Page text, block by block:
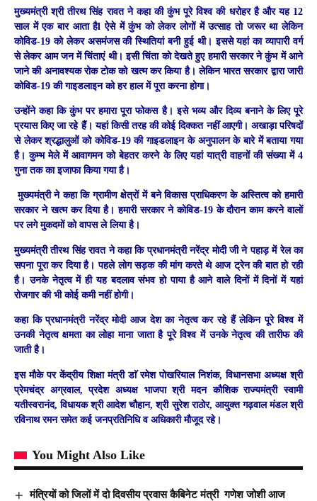
मुख्यमंत्री श्री तीरथ सिंह रावत ने कहा की कुंभ पूरे विश्व की धरोहर है और यह 12
साल में एक बार आता हैl ऐसे में कुंभ को लेकर लोगों में उत्साह तो जरूर था लेकिन
कोविड-19 को लेकर असमंजस की स्थितियां बनी हुई थी। इससे यहां का व्यापारी वर्ग
से लेकर आम जन में चिंताएं थी। इसी चिंता को देखते हुए हमारी सरकार ने कुंभ में आने
जाने की अनावश्यक रोक टोक को खत्म कर किया है। लेकिन भारत सरकार द्वारा जारी
कोविड-19 की गाइडलाइन को हर हाल में पूरा करना होगा।
उन्होंने कहा कि कुंभ पर हमारा पूरा फोकस है। इसे भव्य और दिव्य बनाने के लिए पूरे
प्रयास किए जा रहे हैं। यहां किसी तरह की कोई दिक्कत नहीं आएगी। अखाड़ा परिषदों
से लेकर श्रद्धालुओं को कोविड-19 की गाइडलाइन के अनुपालन के बारे में बताया गया
है। कुम्भ मेले में आवागमन को बेहतर करने के लिए यहां यात्री वाहनों की संख्या में 4
गुना तक का इजाफा किया गया है।
मुख्यमंत्री ने कहा कि ग्रामीण क्षेत्रों में बने विकास प्राधिकरण के अस्तित्व को हमारी
सरकार ने खत्म कर दिया है। हमारी सरकार ने कोविड-19 के दौरान काम करने वालों
पर लगे मुकदमों को वापस ले लिया है।
मुख्यमंत्री तीरथ सिंह रावत ने कहा कि प्रधानमंत्री नरेंद्र मोदी जी ने पहाड़ में रेल का
सपना पूरा कर दिया है। पहले लोग सड़क की मांग करते थे आज ट्रेन की बात हो रही
है। उनके नेतृत्व में ही यह बदलाव संभव हो पाया है आने वाले दिनों में दिनों में यहां
रोजगार की भी कोई कमी नहीं होगी।
कहा कि प्रधानमंत्री नरेंद्र मोदी आज देश का नेतृत्व कर रहे हैं लेकिन पूरे विश्व में
उनकी नेतृत्व क्षमता का लोहा माना जाता है पूरे विश्व में उनके नेतृत्व की तारीफ की
जाती है।
इस मौके पर केंद्रीय शिक्षा मंत्री डाॅ रमेश पोखरियाल निशंक, विधानसभा अध्यक्ष श्री
प्रेमचंद्र अग्रवाल, प्रदेश अध्यक्ष भाजपा श्री मदन कौशिक राज्यमंत्री स्वामी
यतीस्वरानंद, विधायक श्री आदेश चौहान, श्री सुरेश राठोर, आयुक्त गढ़वाल मंडल श्री
रविनाथ रमन समेत कई जनप्रतिनिधि व अधिकारी मौजूद रहे।
You Might Also Like
मंत्रियों को जिलों में दो दिवसीय प्रवास कैबिनेट मंत्री गणेश जोशी आज